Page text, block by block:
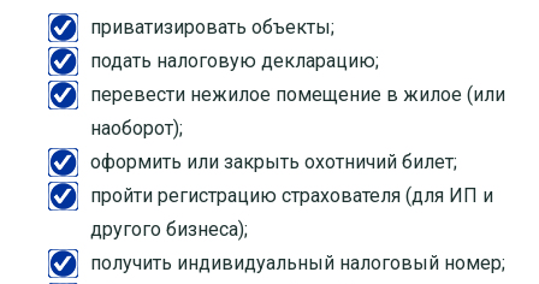
приватизировать объекты;
подать налоговую декларацию;
перевести нежилое помещение в жилое (или
наоборот);
оформить или закрыть охотничий билет;
пройти регистрацию страхователя (для ИП и
другого бизнеса);
получить индивидуальный налоговый номер;